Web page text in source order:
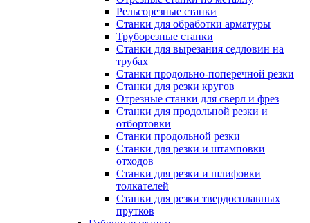
Рельсорезные станки
Станки для обработки арматуры
Труборезные станки
Станки для вырезания седловин на
трубаx
Станки продольно-поперечной резки
Станки для резки кругов
Отрезные станки для сверл и фрез
Станки для продольной резки и
отбортовки
Станки продольной резки
Станки для резки и штамповки
отходов
Станки для резки и шлифовки
толкателей
Станки для резки твердосплавных
прутков